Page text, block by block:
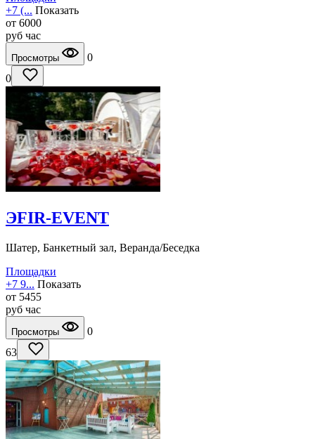
+7 (... Показать
от 6000
руб час
Просмотры
0
0
ЭFIR-EVENT
Шатер, Банкетный зал, Веранда/Беседка
Площадки
+7 9... Показать
от 5455
руб час
Просмотры
0
63